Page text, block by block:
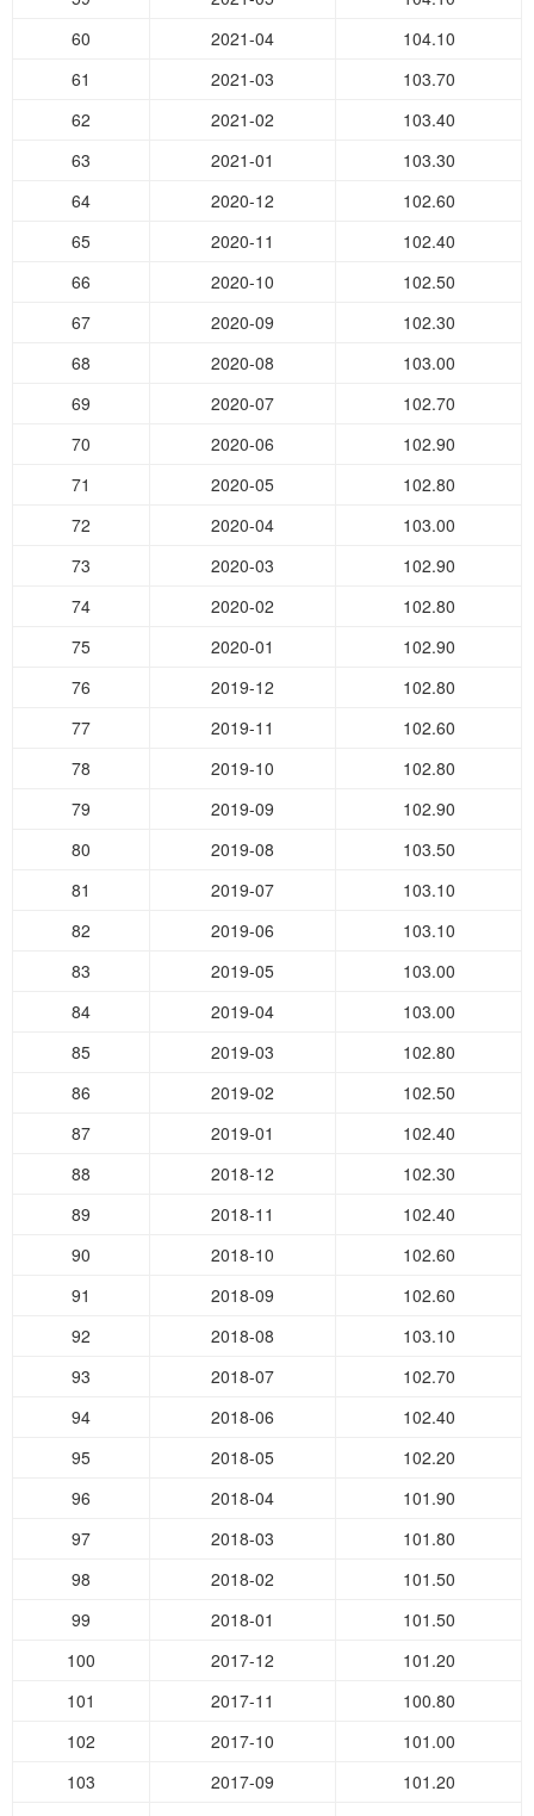
60
2021-04
104.10
61
2021-03
103.70
62
2021-02
103.40
63
2021-01
103.30
64
2020-12
102.60
65
2020-11
102.40
66
2020-10
102.50
67
2020-09
102.30
68
2020-08
103.00
69
2020-07
102.70
70
2020-06
102.90
71
2020-05
102.80
72
2020-04
103.00
73
2020-03
102.90
74
2020-02
102.80
75
2020-01
102.90
76
2019-12
102.80
77
2019-11
102.60
78
2019-10
102.80
79
2019-09
102.90
80
2019-08
103.50
81
2019-07
103.10
82
2019-06
103.10
83
2019-05
103.00
84
2019-04
103.00
85
2019-03
102.80
86
2019-02
102.50
87
2019-01
102.40
88
2018-12
102.30
89
2018-11
102.40
90
2018-10
102.60
91
2018-09
102.60
92
2018-08
103.10
93
2018-07
102.70
94
2018-06
102.40
95
2018-05
102.20
96
2018-04
101.90
97
2018-03
101.80
98
2018-02
101.50
99
2018-01
101.50
100
2017-12
101.20
101
2017-11
100.80
102
2017-10
101.00
103
2017-09
101.20